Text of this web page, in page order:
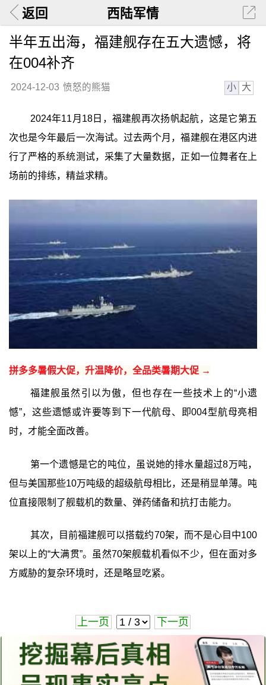
返回 西陆军情
半年五出海，福建舰存在五大遗憾，将
在004补齐
2024-12-03 愤怒的熊猫 小 大
2024年11月18日，福建舰再次扬帆起航，这是它第五
次也是今年最后一次海试。过去两个月，福建舰在港区内进
行了严格的系统测试，采集了大量数据，正如一位舞者在上
场前的排练，精益求精。
拼多多暑假大促，升温降价，全品类暑期大促 →
福建舰虽然引以为傲，但也存在一些技术上的“小遗
憾”，这些遗憾或许要等到下一代航母、即004型航母亮相
时，才能全面改善。
第一个遗憾是它的吨位，虽说她的排水量超过8万吨，
但与美国那些10万吨级的超级航母相比，还是稍显单薄。吨
位直接限制了舰载机的数量、弹药储备和抗打击能力。
其次，目前福建舰可以搭载约70架，而不是心目中100
架以上的“大满贯”。虽然70架舰载机看似不少，但在面对多
方威胁的复杂环境时，还是略显吃紧。
上一页 下一页